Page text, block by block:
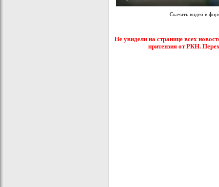
Скачать видео в
Не увидели на странице всех
притензия от РКН.